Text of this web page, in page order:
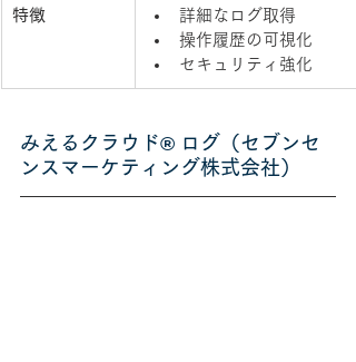
特徴
詳細なログ取得
操作履歴の可視化
セキュリティ強化
みえるクラウド® ログ
（セブンセ
ンスマーケティング株式会社）